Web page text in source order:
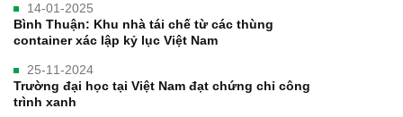
14-01-2025
Bình Thuận: Khu nhà tái chế từ các thùng
container xác lập kỷ lục Việt Nam
25-11-2024
Trường đại học tại Việt Nam đạt chứng chỉ công
trình xanh